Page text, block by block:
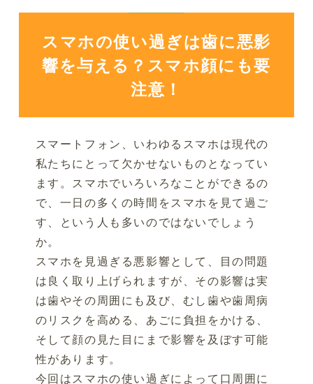
スマホの使い過ぎは歯に悪影
響を与える？スマホ顔にも要
注意！
スマートフォン、いわゆるスマホは現代の
私たちにとって欠かせないものとなってい
ます。スマホでいろいろなことができるの
で、一日の多くの時間をスマホを見て過ご
す、という人も多いのではないでしょう
か。
スマホを見過ぎる悪影響として、目の問題
は良く取り上げられますが、その影響は実
は歯やその周囲にも及び、むし歯や歯周病
のリスクを高める、あごに負担をかける、
そして顔の見た目にまで影響を及ぼす可能
性があります。
今回はスマホの使い過ぎによって口周囲に